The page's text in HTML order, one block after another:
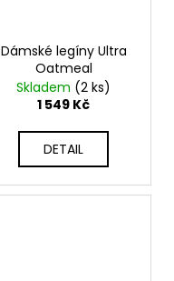
Dámské legíny Ultra
Oatmeal
Skladem (2 ks)
1 549 Kč
DETAIL